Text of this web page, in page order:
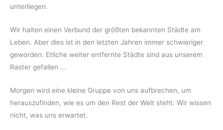
unterliegen.
Wir halten einen Verbund der größten bekannten Städte am
Leben. Aber dies ist in den letzten Jahren immer schwieriger
geworden. Etliche weiter entfernte Städte sind aus unserem
Raster gefallen …
Morgen wird eine kleine Gruppe von uns aufbrechen, um
herauszufinden, wie es um den Rest der Welt steht. Wir wissen
nicht, was uns erwartet.